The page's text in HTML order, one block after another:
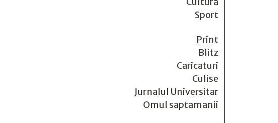
Sport
Print
Blitz
Caricaturi
Culise
Jurnalul Universitar
Omul saptamanii